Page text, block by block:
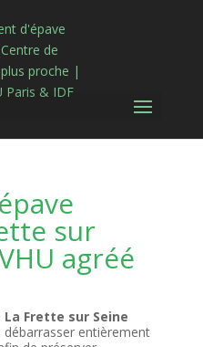
sur
agréé
La Frette sur Seine
entièrement